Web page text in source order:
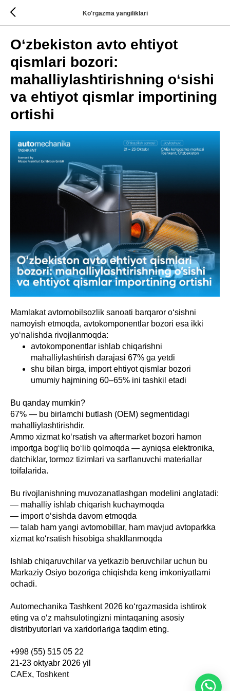
Ko'rgazma yangiliklari
O‘zbekiston avto ehtiyot
qismlari bozori:
mahalliylashtirishning o‘sishi
va ehtiyot qismlar importining
ortishi
Mamlakat avtomobilsozlik sanoati barqaror o‘sishni
namoyish etmoqda, avtokomponentlar bozori esa ikki
yo‘nalishda rivojlanmoqda:
avtokomponentlar ishlab chiqarishni
mahalliylashtirish darajasi 67% ga yetdi
shu bilan birga, import ehtiyot qismlar bozori
umumiy hajmining 60–65% ini tashkil etadi
Bu qanday mumkin?
67% — bu birlamchi butlash (OEM) segmentidagi
mahalliylashtirishdir.
Ammo xizmat ko‘rsatish va aftermarket bozori hamon
importga bog‘liq bo‘lib qolmoqda — ayniqsa elektronika,
datchiklar, tormoz tizimlari va sarflanuvchi materiallar
toifalarida.
Bu rivojlanishning muvozanatlashgan modelini anglatadi:
— mahalliy ishlab chiqarish kuchaymoqda
— import o‘sishda davom etmoqda
— talab ham yangi avtomobillar, ham mavjud avtoparkka
xizmat ko‘rsatish hisobiga shakllanmoqda
Ishlab chiqaruvchilar va yetkazib beruvchilar uchun bu
Markaziy Osiyo bozoriga chiqishda keng imkoniyatlarni
ochadi.
Automechanika Tashkent 2026 ko‘rgazmasida ishtirok
eting va o‘z mahsulotingizni mintaqaning asosiy
distribyutorlari va xaridorlariga taqdim eting.
+998 (55) 515 05 22
21-23 oktyabr 2026 yil
CAEx, Toshkent